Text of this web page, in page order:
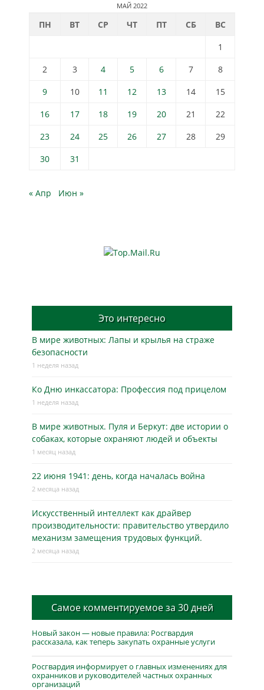
МАЙ 2022
ПН ВТ СР ЧТ ПТ СБ
ВС
1
2
3 4 5 6 7
8
9
10 11 12 13 14
15
16
17 18 19 20 21
22
23
24 25 26 27 28
29
30
31
« Апр Июн »
Это интересно
В мире животных: Лапы и крылья на страже
безопасности
1 неделя назад
Ко Дню инкассатора: Профессия под прицелом
1 неделя назад
В мире животных. Пуля и Беркут: две истории о
собаках, которые охраняют людей и объекты
1 месяц назад
22 июня 1941: день, когда началась война
2 месяца назад
Искусственный интеллект как драйвер
производительности: правительство утвердило
механизм замещения трудовых функций.
2 месяца назад
Самое комментируемое за 30 дней
Новый закон — новые правила: Росгвардия
рассказала, как теперь закупать охранные услуги
Росгвардия информирует о главных изменениях для
охранников и руководителей частных охранных
организаций